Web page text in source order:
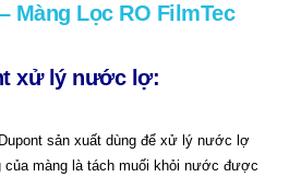
Màng Lọc RO FilmTec
xử lý nước lợ:
sản xuất dùng để xử lý nước lợ
màng là tách muối khỏi nước được